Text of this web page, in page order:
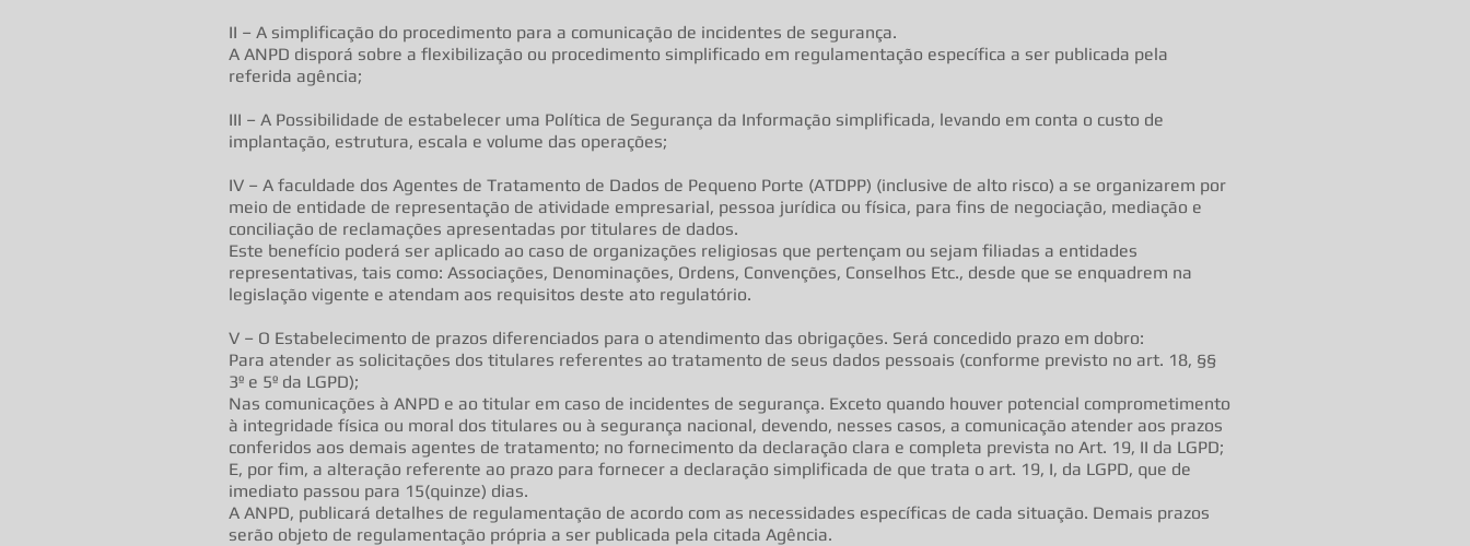
II – A simplificação do procedimento para a comunicação de incidentes de segurança.
A ANPD disporá sobre a flexibilização ou procedimento simplificado em regulamentação específica a ser publicada pela
referida agência;
III – A Possibilidade de estabelecer uma Política de Segurança da Informação simplificada, levando em conta o custo de
implantação, estrutura, escala e volume das operações;
IV – A faculdade dos Agentes de Tratamento de Dados de Pequeno Porte (ATDPP) (inclusive de alto risco) a se organizarem por
meio de entidade de representação de atividade empresarial, pessoa jurídica ou física, para fins de negociação, mediação e
conciliação de reclamações apresentadas por titulares de dados.
Este benefício poderá ser aplicado ao caso de organizações religiosas que pertençam ou sejam filiadas a entidades
representativas, tais como: Associações, Denominações, Ordens, Convenções, Conselhos Etc., desde que se enquadrem na
legislação vigente e atendam aos requisitos deste ato regulatório.
V – O Estabelecimento de prazos diferenciados para o atendimento das obrigações. Será concedido prazo em dobro:
Para atender as solicitações dos titulares referentes ao tratamento de seus dados pessoais (conforme previsto no art. 18, §§
3º e 5º da LGPD);
Nas comunicações à ANPD e ao titular em caso de incidentes de segurança. Exceto quando houver potencial comprometimento
à integridade física ou moral dos titulares ou à segurança nacional, devendo, nesses casos, a comunicação atender aos prazos
conferidos aos demais agentes de tratamento; no fornecimento da declaração clara e completa prevista no Art. 19, II da LGPD;
E, por fim, a alteração referente ao prazo para fornecer a declaração simplificada de que trata o art. 19, I, da LGPD, que de
imediato passou para 15(quinze) dias.
A ANPD, publicará detalhes de regulamentação de acordo com as necessidades específicas de cada situação. Demais prazos
serão objeto de regulamentação própria a ser publicada pela citada Agência.